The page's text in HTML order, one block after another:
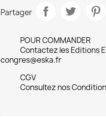
Partager
POUR COMMANDER
Contactez les Editions
congres@eska.fr
CGV
Consultez nos